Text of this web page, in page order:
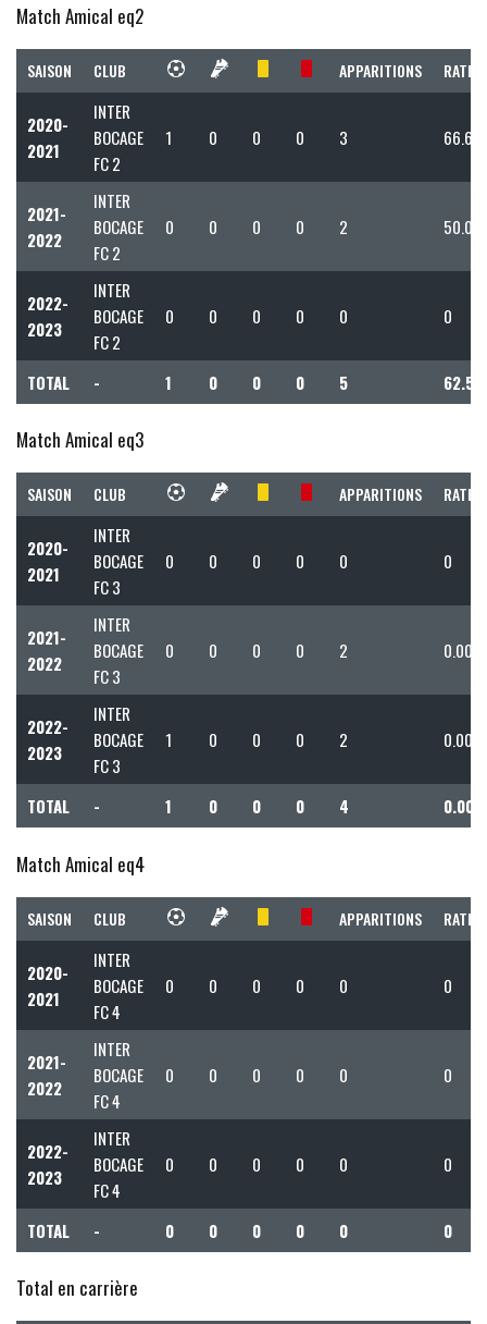
Match Amical eq2
SAISON CLUB APPARITIONS RATIO
2020-
2021
INTER
BOCAGE
FC 2
1 0 0 0 3 66.67
2021-
2022
INTER
BOCAGE
FC 2
0 0 0 0 2 50.00
2022-
2023
INTER
BOCAGE
FC 2
0 0 0 0 0 0
TOTAL - 1 0 0 0 5 62.50
Match Amical eq3
SAISON CLUB APPARITIONS RATIO
2020-
2021
INTER
BOCAGE
FC 3
0 0 0 0 0 0
2021-
2022
INTER
BOCAGE
FC 3
0 0 0 0 2 0.00
2022-
2023
INTER
BOCAGE
FC 3
1 0 0 0 2 0.00
TOTAL - 1 0 0 0 4 0.00
Match Amical eq4
SAISON CLUB APPARITIONS RATIO
2020-
2021
INTER
BOCAGE
FC 4
0 0 0 0 0 0
2021-
2022
INTER
BOCAGE
FC 4
0 0 0 0 0 0
2022-
2023
INTER
BOCAGE
FC 4
0 0 0 0 0 0
TOTAL - 0 0 0 0 0 0
Total en carrière